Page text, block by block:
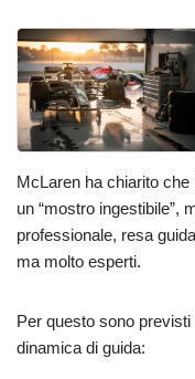
McLaren ha chiarito
un “mostro ingestibile”,
professionale, resa
ma molto esperti.
Per questo sono
dinamica di guida: